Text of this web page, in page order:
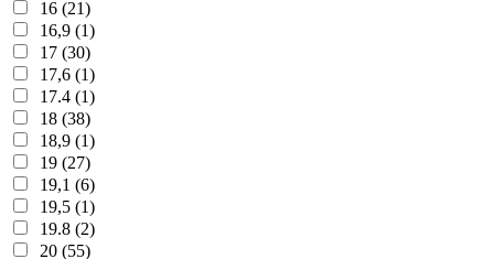
16 (21)
16,9 (1)
17 (30)
17,6 (1)
17.4 (1)
18 (38)
18,9 (1)
19 (27)
19,1 (6)
19,5 (1)
19.8 (2)
20 (55)